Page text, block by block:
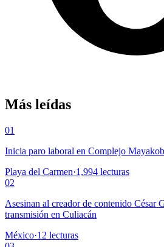
Más leídas
01
Inicia paro laboral en Complejo
Playa del Carmen·1,994 lecturas
02
Asesinan al creador de contenido César
transmisión en Culiacán
México·12 lecturas